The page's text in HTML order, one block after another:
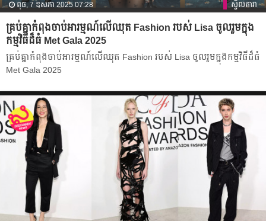
ពុធ, 7 ឧសភា 2025 07:28 ស្ទីលតារា
គ្រប់គ្នាកំពុងចាប់អារម្មណ៍លើឈុត Fashion របស់ Lisa ចូលរួមក្នុង
កម្មវិធីដ៏ធំ Met Gala 2025
គ្រប់គ្នាកំពុងចាប់អារម្មណ៍លើឈុត Fashion របស់ Lisa ចូលរួមក្នុងកម្មវិធីដ៏ធំ
Met Gala 2025